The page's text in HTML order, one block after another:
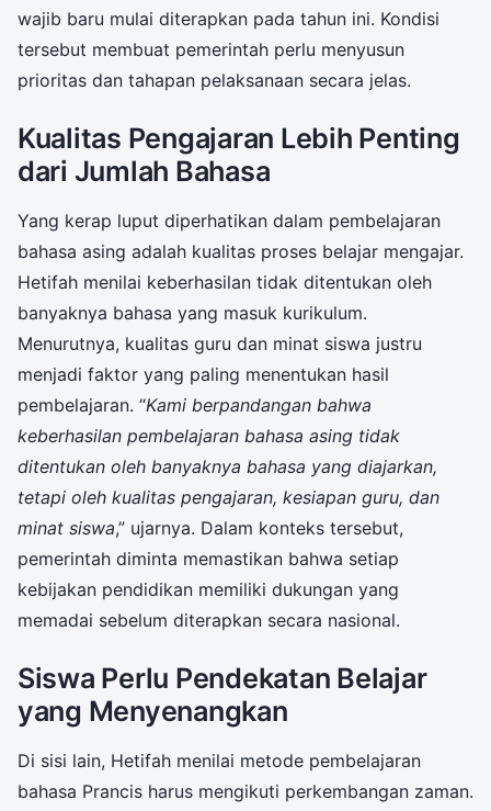
wajib baru mulai diterapkan pada tahun ini. Kondisi
tersebut membuat pemerintah perlu menyusun
prioritas dan tahapan pelaksanaan secara jelas.
Kualitas Pengajaran Lebih Penting
dari Jumlah Bahasa
Yang kerap luput diperhatikan dalam pembelajaran
bahasa asing adalah kualitas proses belajar mengajar.
Hetifah menilai keberhasilan tidak ditentukan oleh
banyaknya bahasa yang masuk kurikulum.
Menurutnya, kualitas guru dan minat siswa justru
menjadi faktor yang paling menentukan hasil
pembelajaran. “Kami berpandangan bahwa
keberhasilan pembelajaran bahasa asing tidak
ditentukan oleh banyaknya bahasa yang diajarkan,
tetapi oleh kualitas pengajaran, kesiapan guru, dan
minat siswa,” ujarnya. Dalam konteks tersebut,
pemerintah diminta memastikan bahwa setiap
kebijakan pendidikan memiliki dukungan yang
memadai sebelum diterapkan secara nasional.
Siswa Perlu Pendekatan Belajar
yang Menyenangkan
Di sisi lain, Hetifah menilai metode pembelajaran
bahasa Prancis harus mengikuti perkembangan zaman.